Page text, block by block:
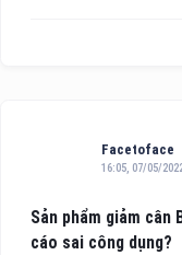
Facetoface
16:05, 07/05/
Sản phẩm giảm cân
cáo sai công dụng?